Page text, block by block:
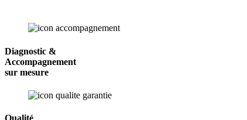
Diagnostic &
Accompagnement
sur mesure